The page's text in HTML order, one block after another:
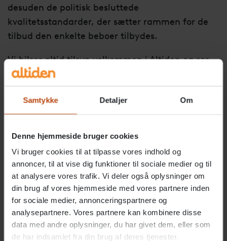
Samtykke Detaljer Om
Denne hjemmeside bruger cookies
Vi bruger cookies til at tilpasse vores indhold og
annoncer, til at vise dig funktioner til sociale medier og til
at analysere vores trafik. Vi deler også oplysninger om
din brug af vores hjemmeside med vores partnere inden
for sociale medier, annonceringspartnere og
analysepartnere. Vores partnere kan kombinere disse
data med andre oplysninger, du har givet dem, eller som
de har indsamlet fra din brug af deres tjenester.
desuden de politisk besluttede
kvalitetsstandarder, der sætter rammen for de
tilbud den enkelte beboer tilbydes.
Vi hilser altid tilsyn velkommen i Altiden og ser
det som en oplagt mulighed for at få hjælp til at
identificere forbedringsmuligheder.
En lang række tilsyn er fælles for
begge områder:
Regelmæssige tilsyn fra
Styrelsen for
Patientsikkerhed
Pleje og omsorg tilbydes
indenfor rammerne af